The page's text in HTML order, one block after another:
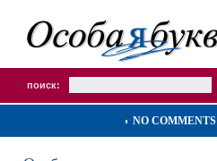
поиск:
NO COMMENTS